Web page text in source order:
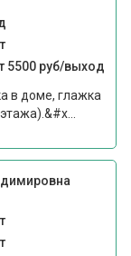
5500 руб/выход
в доме, глажка